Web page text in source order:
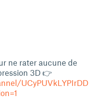
ne rater aucune de
3D 👉
UCyPUVkLYPIrDD